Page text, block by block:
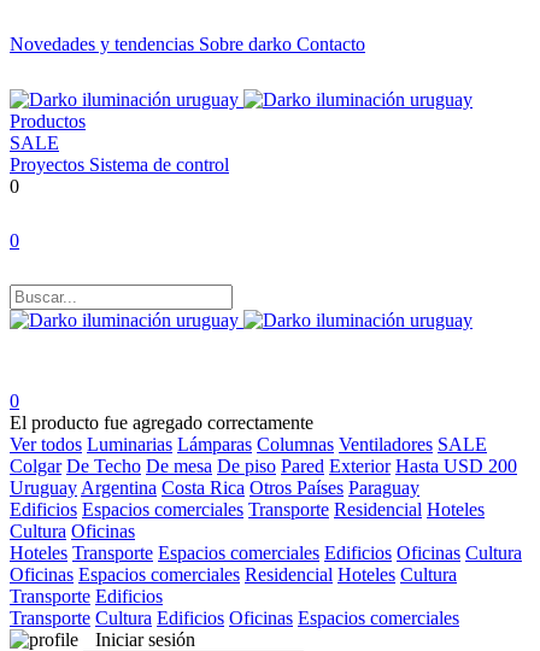
Novedades y tendencias Sobre darko Contacto
Productos
SALE
Proyectos Sistema de control
0
0
0
El producto fue agregado correctamente
Ver todos Luminarias Lámparas Columnas Ventiladores SALE
Colgar De Techo De mesa De piso Pared Exterior Hasta USD 200
Uruguay Argentina Costa Rica Otros Países Paraguay
Edificios Espacios comerciales Transporte Residencial Hoteles
Cultura Oficinas
Hoteles Transporte Espacios comerciales Edificios Oficinas Cultura
Oficinas Espacios comerciales Residencial Hoteles Cultura
Transporte Edificios
Transporte Cultura Edificios Oficinas Espacios comerciales
Iniciar sesión